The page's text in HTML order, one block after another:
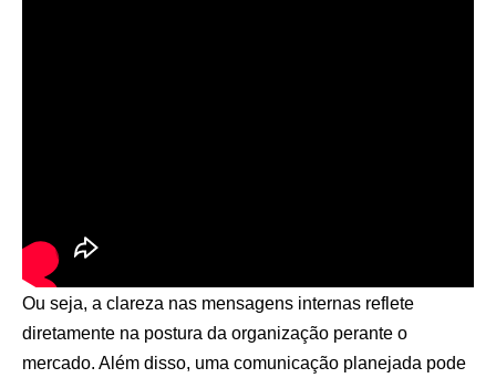
Ou seja, a clareza nas mensagens internas reflete
diretamente na postura da organização perante o
mercado. Além disso, uma comunicação planejada pode